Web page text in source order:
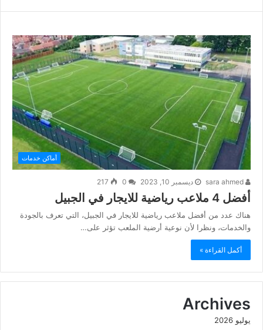
أماكن خدمات
ديسمبر 10, 2023 217
أفضل 4 ملاعب رياضية للايجار في الجبيل
هناك عدد من أفضل ملاعب رياضية للايجار في الجبيل، التي تعرف بالجودة
والخدمات، ونظرا لأن نوعية أرضية الملعب تؤثر على…
أكمل القراءة »
Archives
يوليو 2026